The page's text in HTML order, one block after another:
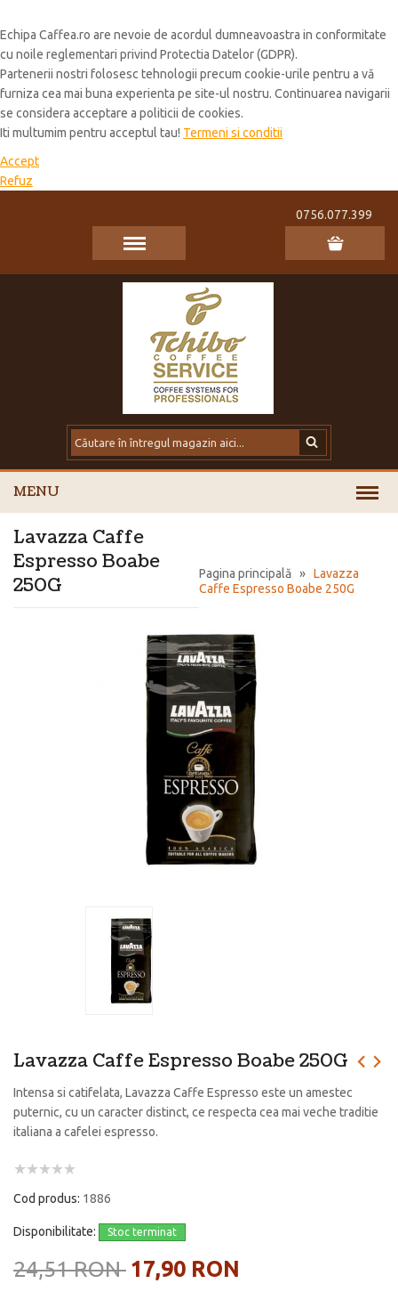
Echipa Caffea.ro are nevoie de acordul dumneavoastra in conformitate
cu noile reglementari privind Protectia Datelor (GDPR).
Partenerii nostri folosesc tehnologii precum cookie-urile pentru a vă
furniza cea mai buna experienta pe site-ul nostru. Continuarea navigarii
se considera acceptare a politicii de cookies.
Iti multumim pentru acceptul tau! Termeni si conditii
Accept
Refuz
0756.077.399
MENU
Pagina principală » Lavazza
Caffe Espresso Boabe 250G
Lavazza Caffe
Espresso Boabe
250G
Lavazza Caffe Espresso Boabe 250G
Intensa si catifelata, Lavazza Caffe Espresso este un amestec
puternic, cu un caracter distinct, ce respecta cea mai veche traditie
italiana a cafelei espresso.
Cod produs: 1886
Disponibilitate: Stoc terminat
24,51 RON 17,90 RON